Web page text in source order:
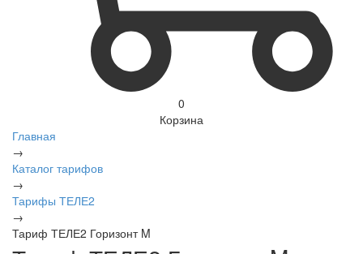
0
Корзина
Главная
→
Каталог тарифов
→
Тарифы ТЕЛЕ2
→
Тариф ТЕЛЕ2 Горизонт M